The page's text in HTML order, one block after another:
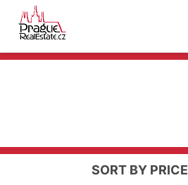
SORT BY PRICE